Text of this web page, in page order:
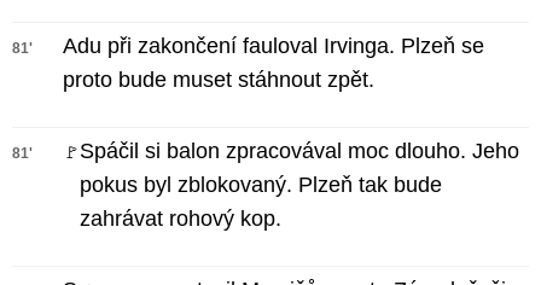
81'
Adu při zakončení fauloval Irvinga. Plzeň se
proto bude muset stáhnout zpět.
81' 🚩Spáčil si balon zpracovával moc dlouho. Jeho
pokus byl zblokovaný. Plzeň tak bude
zahrávat rohový kop.